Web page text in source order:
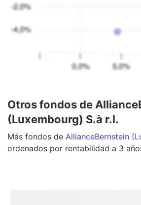
Otros fondos de
(Luxembourg) S.à r.l.
Más fondos de AllianceBernstein
ordenados por rentabilidad a 3